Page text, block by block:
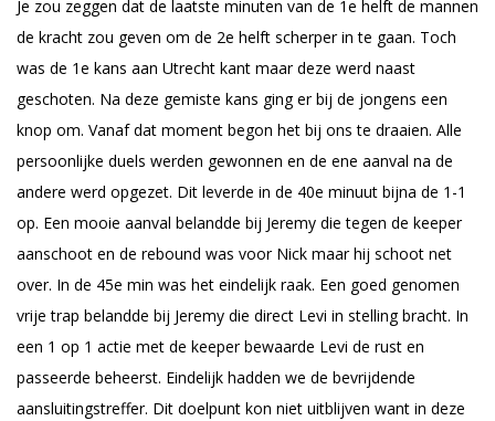
Je zou zeggen dat de laatste minuten van de 1e helft de mannen
de kracht zou geven om de 2e helft scherper in te gaan. Toch
was de 1e kans aan Utrecht kant maar deze werd naast
geschoten. Na deze gemiste kans ging er bij de jongens een
knop om. Vanaf dat moment begon het bij ons te draaien. Alle
persoonlijke duels werden gewonnen en de ene aanval na de
andere werd opgezet. Dit leverde in de 40e minuut bijna de 1-1
op. Een mooie aanval belandde bij Jeremy die tegen de keeper
aanschoot en de rebound was voor Nick maar hij schoot net
over. In de 45e min was het eindelijk raak. Een goed genomen
vrije trap belandde bij Jeremy die direct Levi in stelling bracht. In
een 1 op 1 actie met de keeper bewaarde Levi de rust en
passeerde beheerst. Eindelijk hadden we de bevrijdende
aansluitingstreffer. Dit doelpunt kon niet uitblijven want in deze